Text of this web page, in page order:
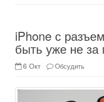
iPhone с
быть уже не за
6 Окт Обсудить